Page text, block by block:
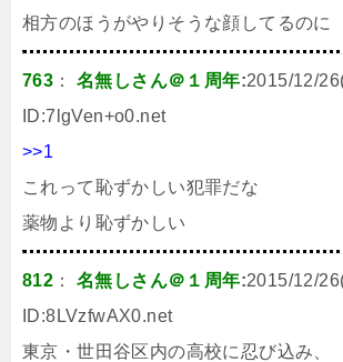
相方のほうがやりそうな顔してるのに
763 ：名無しさん＠１周年:2015/12/
ID:7lgVen+o0.net
>>1
これって恥ずかしい犯罪だな
薬物より恥ずかしい
812 ：名無しさん＠１周年:2015/12/
ID:8LVzfwAX0.net
東京・世田谷区内の高校に忍び込み、